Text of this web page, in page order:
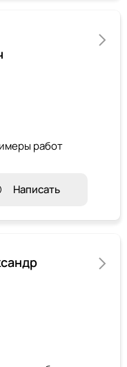
работ
Написать